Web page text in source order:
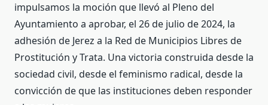
impulsamos la moción que llevó al Pleno del
Ayuntamiento a aprobar, el 26 de julio de 2024, la
adhesión de Jerez a la Red de Municipios Libres de
Prostitución y Trata. Una victoria construida desde la
sociedad civil, desde el feminismo radical, desde la
convicción de que las instituciones deben responder